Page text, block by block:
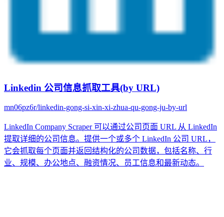
Linkedin 公司信息抓取工具(by URL)
mn06pz6r/linkedin-gong-si-xin-xi-zhua-qu-gong-ju-by-url
LinkedIn Company Scraper 可以通过公司页面 URL 从 LinkedIn
提取详细的公司信息。提供一个或多个 LinkedIn 公司 URL，
它会抓取每个页面并返回结构化的公司数据，包括名称、行
业、规模、办公地点、融资情况、员工信息和最新动态。